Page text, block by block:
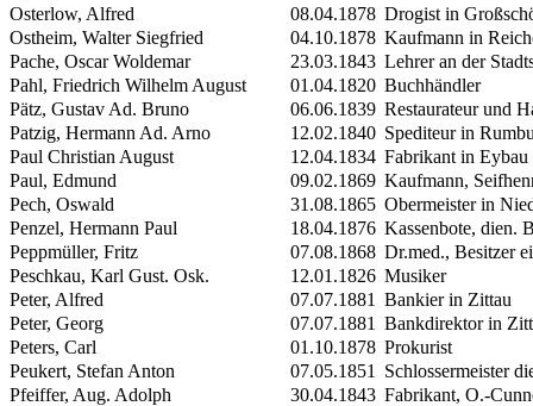
Osterlow, Alfred
08.04.1878 Drogist in
Ostheim, Walter Siegfried
04.10.1878 Kaufmann in
Pache, Oscar Woldemar
23.03.1843 Lehrer an der
Pahl, Friedrich Wilhelm August
01.04.1820 Buchhändler
Pätz, Gustav Ad. Bruno
06.06.1839 Restaurateur und
Patzig, Hermann Ad. Arno
12.02.1840 Spediteur in
Paul Christian August
12.04.1834 Fabrikant in Eybau
Paul, Edmund
09.02.1869 Kaufmann,
Pech, Oswald
31.08.1865 Obermeister in
Penzel, Hermann Paul
18.04.1876 Kassenbote, dien.
Peppmüller, Fritz
07.08.1868 Dr.med., Besitzer
Peschkau, Karl Gust. Osk.
12.01.1826 Musiker
Peter, Alfred
07.07.1881 Bankier in Zittau
Peter, Georg
07.07.1881 Bankdirektor in
Peters, Carl
01.10.1878 Prokurist
Peukert, Stefan Anton
07.05.1851 Schlossermeister
Pfeiffer, Aug. Adolph
30.04.1843 Fabrikant, O.-